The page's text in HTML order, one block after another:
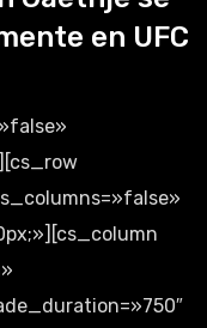
en UFC